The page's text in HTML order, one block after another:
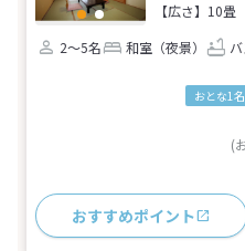
【広さ】10畳
2～5名
和室（夜景）
おとな1名
(
おすすめポイント